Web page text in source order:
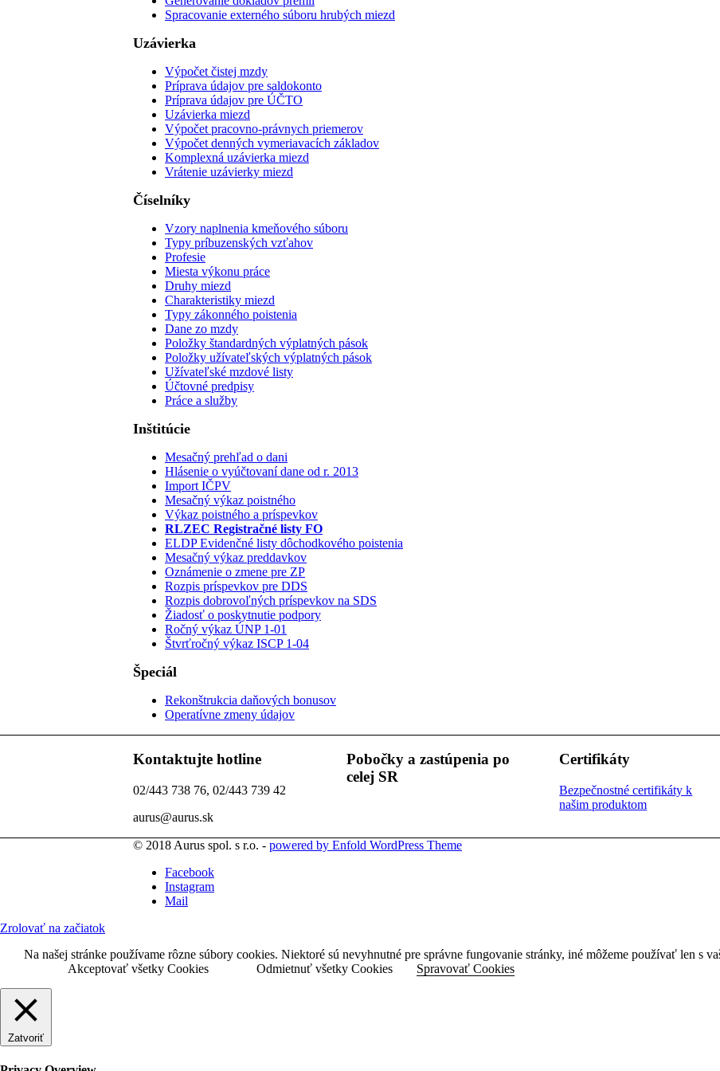
Spracovanie externého súboru hrubých miezd
Uzávierka
Výpočet čistej mzdy
Príprava údajov pre saldokonto
Príprava údajov pre ÚČTO
Uzávierka miezd
Výpočet pracovno-právnych priemerov
Výpočet denných vymeriavacích základov
Komplexná uzávierka miezd
Vrátenie uzávierky miezd
Číselníky
Vzory naplnenia kmeňového súboru
Typy príbuzenských vzťahov
Profesie
Miesta výkonu práce
Druhy miezd
Charakteristiky miezd
Typy zákonného poistenia
Dane zo mzdy
Položky štandardných výplatných pások
Položky užívateľských výplatných pások
Užívateľské mzdové listy
Účtovné predpisy
Práce a služby
Inštitúcie
Mesačný prehľad o dani
Hlásenie o vyúčtovaní dane od r. 2013
Import IČPV
Mesačný výkaz poistného
Výkaz poistného a príspevkov
RLZEC Registračné listy FO
ELDP Evidenčné listy dôchodkového poistenia
Mesačný výkaz preddavkov
Oznámenie o zmene pre ZP
Rozpis príspevkov pre DDS
Rozpis dobrovoľných príspevkov na SDS
Žiadosť o poskytnutie podpory
Ročný výkaz ÚNP 1-01
Štvrťročný výkaz ISCP 1-04
Špeciál
Rekonštrukcia daňových bonusov
Operatívne zmeny údajov
Kontaktujte hotline
02/443 738 76, 02/443 739 42
aurus@aurus.sk
Pobočky a zastúpenia po
celej SR
Certifikáty
Bezpečnostné certifikáty k
našim produktom
© 2018 Aurus spol. s r.o. - powered by Enfold WordPress Theme
Facebook
Instagram
Mail
Zrolovať na začiatok
Na našej stránke používame rôzne súbory cookies. Niektoré sú nevyhnutné pre správne fungovanie stránky, iné môžeme používať len s
Akceptovať všetky Cookies
Odmietnuť všetky Cookies Spravovať Cookies
Zatvoriť